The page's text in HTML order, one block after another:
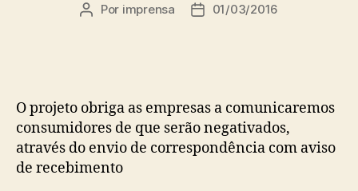
Autor
Por imprensa
Data01/03/2016
O projeto obriga as empresas a comunicaremos
consumidores de que serão negativados,
através do envio de correspondência com aviso
de recebimento